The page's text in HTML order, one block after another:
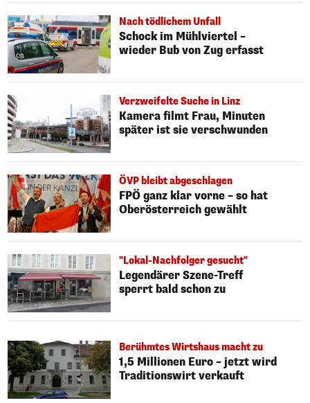
Nach tödlichem Unfall
Schock im Mühlviertel –
wieder Bub von Zug erfasst
Verzweifelte Suche in Linz
Kamera filmt Frau, Minuten
später ist sie verschwunden
ÖVP bleibt abgeschlagen
FPÖ ganz klar vorne – so hat
Oberösterreich gewählt
"Lokal-Nachfolger gesucht"
Legendärer Szene-Treff
sperrt bald schon zu
Berühmtes Wirtshaus macht zu
1,5 Millionen Euro – jetzt wird
Traditionswirt verkauft